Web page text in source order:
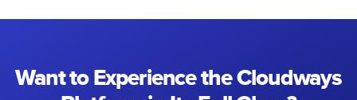
Want to Experience the Cloudways